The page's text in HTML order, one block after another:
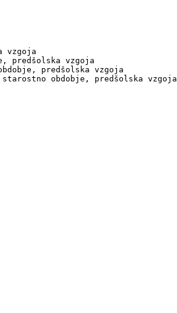
vzgoja
predšolska vzgoja
predšolska vzgoja
obdobje, predšolska vzgoja